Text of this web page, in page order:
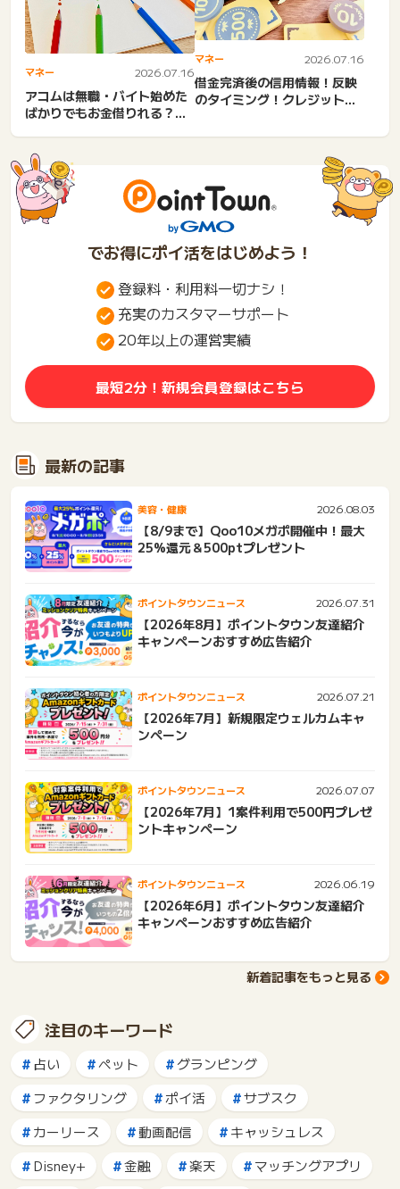
マネー 2026.07.16
アコムは無職・バイト始めた
ばかりでもお金借りれる？無
マネー 2026.07.16
借金完済後の信用情報！反映
のタイミング！クレジットカ
カ...
でお得にポイ活をはじめよう！
登録料・利用料一切ナシ！
充実のカスタマーサポート
20年以上の運営実績
最短2分！新規会員登録はこちら
最新の記事
美容・健康 2026.08.03
【8/9まで】Qoo10メガポ開催中！最大
25%還元＆500ptプレゼント
ポイントタウンニュース 2026.07.31
【2026年8月】ポイントタウン友達紹介
キャンペーンおすすめ広告紹介
ポイントタウンニュース 2026.07.21
【2026年7月】新規限定ウェルカムキャ
ンペーン
ポイントタウンニュース 2026.07.07
【2026年7月】1案件利用で500円プレゼ
ントキャンペーン
ポイントタウンニュース 2026.06.19
【2026年6月】ポイントタウン友達紹介
キャンペーンおすすめ広告紹介
新着記事をもっと見る
注目のキーワード
占い ペット
グランピング
ファクタリング
ポイ活
サブスク
カーリース
動画配信
キャッシュレス
Disney+
金融 楽天
マッチングアプリ